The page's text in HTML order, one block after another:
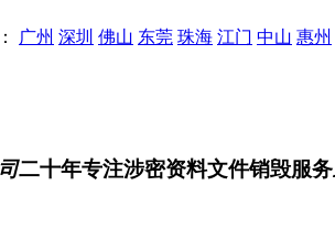
广州 深圳 佛山 东莞 珠海 江门 中山 惠州
二十年专注涉密资料文件销毁服务